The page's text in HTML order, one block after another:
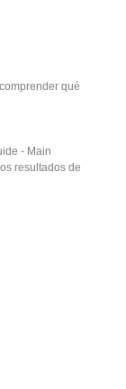
qué
- Main
resultados de